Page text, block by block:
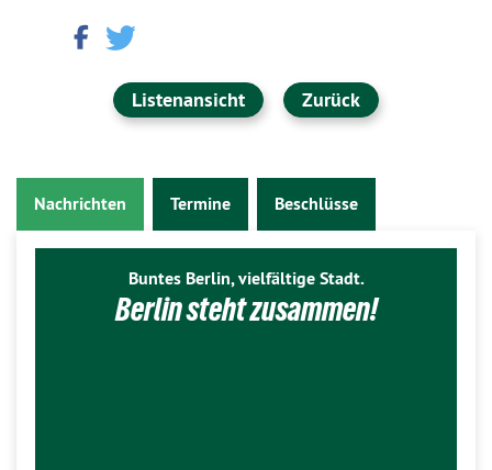
Listenansicht Zurück
Nachrichten Termine Beschlüsse
Buntes Berlin, vielfältige Stadt.
Berlin steht zusammen!